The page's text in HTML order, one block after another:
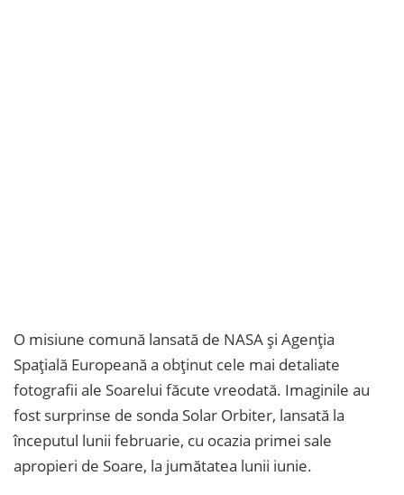
O misiune comună lansată de NASA şi Agenţia
Spaţială Europeană a obţinut cele mai detaliate
fotografii ale Soarelui făcute vreodată. Imaginile au
fost surprinse de sonda Solar Orbiter, lansată la
începutul lunii februarie, cu ocazia primei sale
apropieri de Soare, la jumătatea lunii iunie.